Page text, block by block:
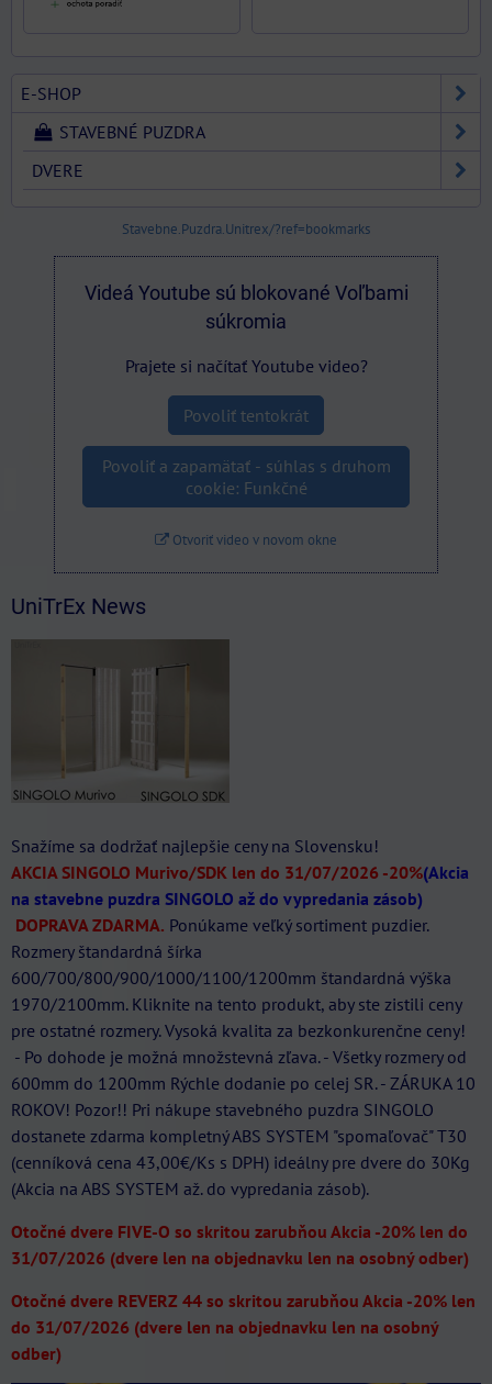
E-SHOP
STAVEBNÉ PUZDRA
DVERE
Stavebne.Puzdra.Unitrex/?ref=bookmarks
Videá Youtube sú blokované Voľbami
súkromia
Prajete si načítať Youtube video?
Povoliť tentokrát
Povoliť a zapamätať - súhlas s druhom
cookie: Funkčné
Otvoriť video v novom okne
UniTrEx News
Snažíme sa dodržať najlepšie ceny na Slovensku!
AKCIA SINGOLO Murivo/SDK len do 31/07/2026 -20%(Akcia
na stavebne puzdra SINGOLO až do vypredania zásob)
DOPRAVA ZDARMA. Ponúkame veľký sortiment puzdier.
Rozmery štandardná šírka
600/700/800/900/1000/1100/1200mm štandardná výška
1970/2100mm. Kliknite na tento produkt, aby ste zistili ceny
pre ostatné rozmery. Vysoká kvalita za bezkonkurenčne ceny!
- Po dohode je možná množstevná zľava. - Všetky rozmery od
600mm do 1200mm Rýchle dodanie po celej SR. - ZÁRUKA 10
ROKOV! Pozor!! Pri nákupe stavebného puzdra SINGOLO
dostanete zdarma kompletný ABS SYSTEM "spomaľovač" T30
(cenníková cena 43,00€/Ks s DPH) ideálny pre dvere do 30Kg
(Akcia na ABS SYSTEM až. do vypredania zásob).
Otočné dvere FIVE-O so skritou zarubňou Akcia -20% len do
31/07/2026 (dvere len na objednavku len na osobný odber)
Otočné dvere REVERZ 44 so skritou zarubňou Akcia -20% len
do 31/07/2026 (dvere len na objednavku len na osobný
odber)